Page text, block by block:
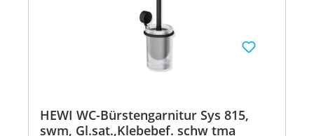
HEWI WC-Bürstengarnitur Sys 815,
swm, Gl.sat.,Klebebef. schw tma